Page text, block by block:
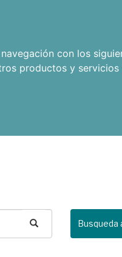
con los
productos y
Busqueda